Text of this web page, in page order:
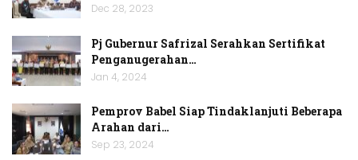
Dec 28, 2023
Pj Gubernur Safrizal Serahkan Sertifikat
Penganugerahan…
Jan 4, 2024
Pemprov Babel Siap Tindaklanjuti Beberapa
Arahan dari…
Sep 23, 2024